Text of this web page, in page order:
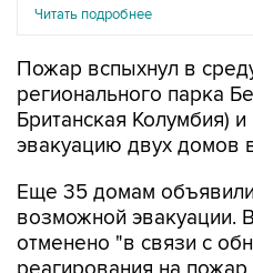
Читать подробнее
Пожар вспыхнул в
регионального парка
Британская Колумбия)
эвакуацию двух домов
Еще 35 домам
возможной эвакуации.
отменено "в связи с